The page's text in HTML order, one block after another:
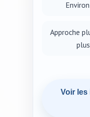
Approche
Voir les